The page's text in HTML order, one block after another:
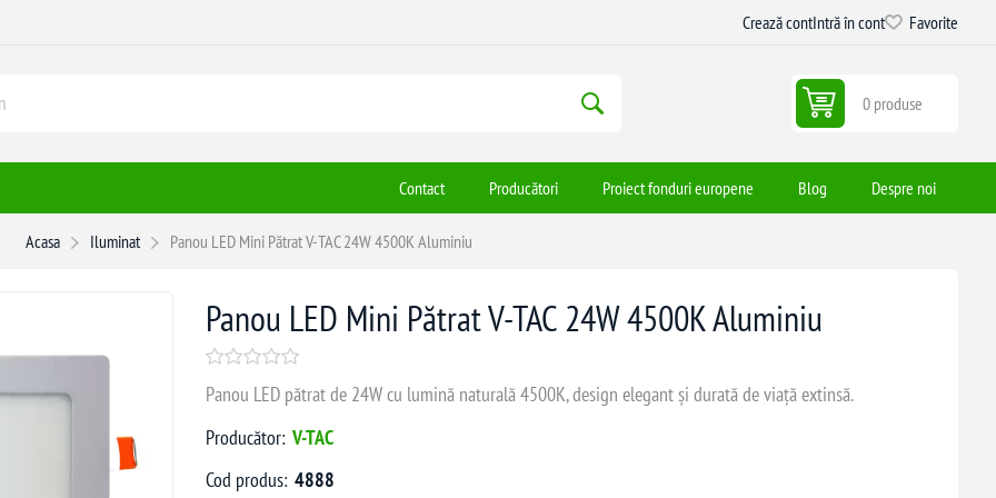
Crează contIntră în cont Favorite
0 produse
Contact Producători Proiect fonduri europene Blog Despre noi
Acasa Iluminat Panou LED Mini Pătrat V-TAC 24W 4500K Aluminiu
Panou LED Mini Pătrat V-TAC 24W 4500K Aluminiu
Panou LED pătrat de 24W cu lumină naturală 4500K, design elegant și durată de viață extinsă.
Producător: V-TAC
Cod produs: 4888